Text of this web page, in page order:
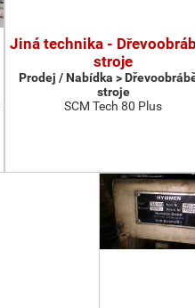
Jiná technika -
stroje
Prodej / Nabídka >
stroje
SCM Tech 80 Plus